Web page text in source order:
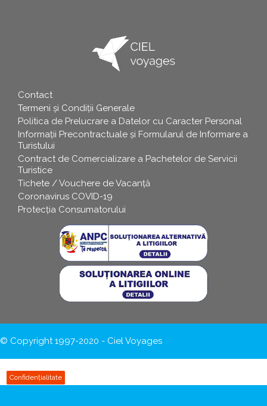
info
Contact
Termeni și Condiții Generale
Politica de Prelucrare a Datelor cu Caracter Personal
Informații Precontractuale și Formularul de Informare a
Turistului
Contract de Comercializare a Pachetelor de Servicii
Turistice
Tichete / Vouchere de Vacanță
Coronavirus COVID-19
Protecția Consumatorului
© Copyright 1997-2020 - Ciel Voyages
Confidențialitate